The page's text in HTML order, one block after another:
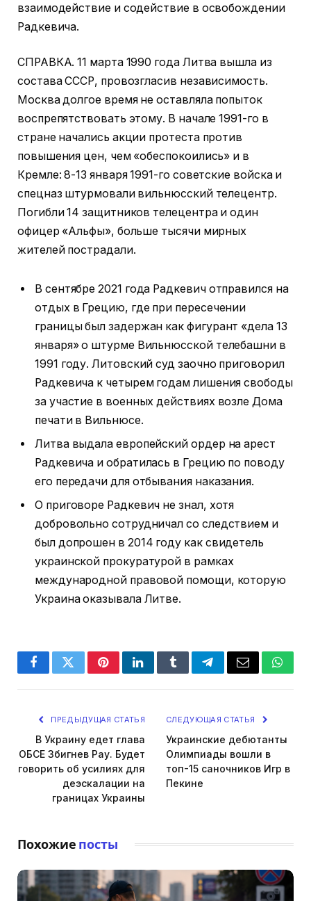
взаимодействие и содействие в освобождении
Радкевича.
СПРАВКА. 11 марта 1990 года Литва вышла из
состава СССР, провозгласив независимость.
Москва долгое время не оставляла попыток
воспрепятствовать этому. В начале 1991-го в
стране начались акции протеста против
повышения цен, чем «обеспокоились» и в
Кремле: 8-13 января 1991-го советские войска и
спецназ штурмовали вильнюсский телецентр.
Погибли 14 защитников телецентра и один
офицер «Альфы», больше тысячи мирных
жителей пострадали.
В сентябре 2021 года Радкевич отправился на
отдых в Грецию, где при пересечении
границы был задержан как фигурант «дела 13
января» о штурме Вильнюсской телебашни в
1991 году. Литовский суд заочно приговорил
Радкевича к четырем годам лишения свободы
за участие в военных действиях возле Дома
печати в Вильнюсе.
Литва выдала европейский ордер на арест
Радкевича и обратилась в Грецию по поводу
его передачи для отбывания наказания.
О приговоре Радкевич не знал, хотя
добровольно сотрудничал со следствием и
был допрошен в 2014 году как свидетель
украинской прокуратурой в рамках
международной правовой помощи, которую
Украина оказывала Литве.
FacebookTwitterPinterestLinkedInTumblrTelegramEmail
ПРЕДЫДУЩАЯ СТАТЬЯ
В Украину едет глава
ОБСЕ Збигнев Рау. Будет
говорить об усилиях для
деэскалации на
границах Украины
СЛЕДУЮЩАЯ СТАТЬЯ
Украинские дебютанты
Олимпиады вошли в
топ-15 саночников Игр в
Пекине
Похожие посты